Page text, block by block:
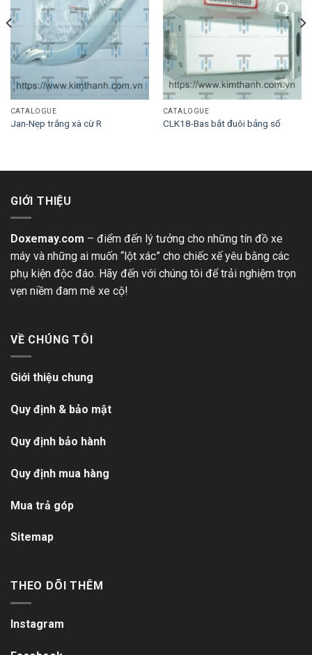
CATALOGUE
Jan-Nẹp trắng xà cừ R
CATALOGUE
CLK18-Bas bắt đuôi bảng số
GIỚI THIỆU
Doxemay.com – điểm đến lý tưởng cho những tín đồ xe
máy và những ai muốn “lột xác” cho chiếc xế yêu bằng các
phụ kiện độc đáo. Hãy đến với chúng tôi để trải nghiệm trọn
vẹn niềm đam mê xe cộ!
VỀ CHÚNG TÔI
Giới thiệu chung
Quy định & bảo mật
Quy định bảo hành
Quy định mua hàng
Mua trả góp
Sitemap
THEO DÕI THÊM
Instagram